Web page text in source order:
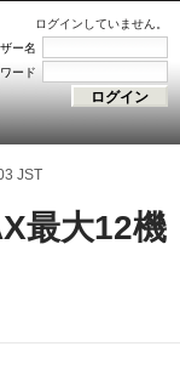
ログインしていません。
ー名
ード
JST
最大12機